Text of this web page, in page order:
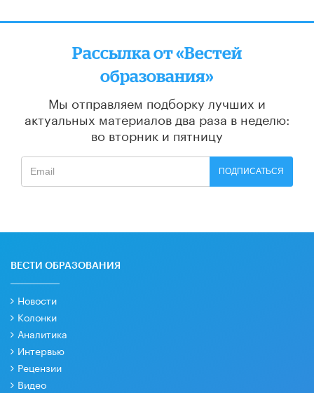
Рассылка от «Вестей
образования»
Мы отправляем подборку лучших и
актуальных материалов два раза в неделю:
во вторник и пятницу
ПОДПИСАТЬСЯ
ВЕСТИ ОБРАЗОВАНИЯ
Новости
Колонки
Аналитика
Интервью
Рецензии
Видео